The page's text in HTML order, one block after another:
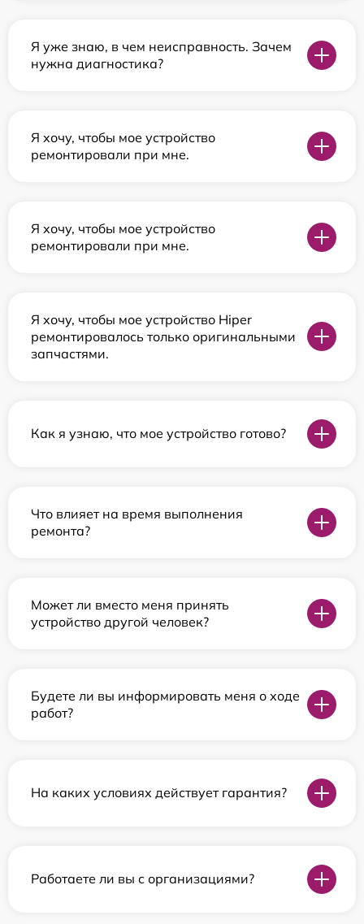
Я уже знаю, в чем неисправность. Зачем
нужна диагностика?
Я хочу, чтобы мое устройство
ремонтировали при мне.
Я хочу, чтобы мое устройство
ремонтировали при мне.
Я хочу, чтобы мое устройство Hiper
ремонтировалось только оригинальными
запчастями.
Как я узнаю, что мое устройство готово?
Что влияет на время выполнения
ремонта?
Может ли вместо меня принять
устройство другой человек?
Будете ли вы информировать меня о ходе
работ?
На каких условиях действует гарантия?
Работаете ли вы с организациями?